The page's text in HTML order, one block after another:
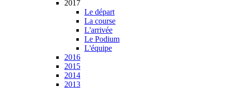
2017
Le départ
La course
L'arrivée
Le Podium
L'équipe
2016
2015
2014
2013